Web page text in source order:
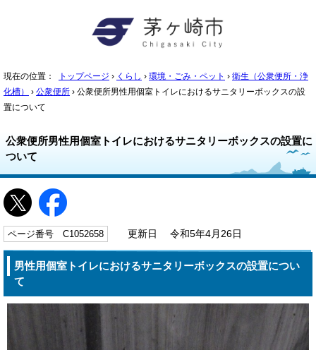
現在の位置： トップページ › くらし › 環境・ごみ・ペット › 衛生（公衆便所・浄
化槽）
› 公衆便所 › 公衆便所男性用個室トイレにおけるサニタリーボックスの設
置について
公衆便所男性用個室トイレにおけるサニタリーボックスの設置に
ついて
ページ番号 C1052658 更新日 令和5年4月26日
男性用個室トイレにおけるサニタリーボックスの設置につい
て